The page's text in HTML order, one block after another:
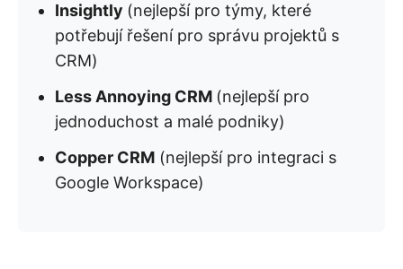
Insightly (nejlepší pro týmy, které
potřebují řešení pro správu projektů s
CRM)
Less Annoying CRM (nejlepší pro
jednoduchost a malé podniky)
Copper CRM (nejlepší pro integraci s
Google Workspace)